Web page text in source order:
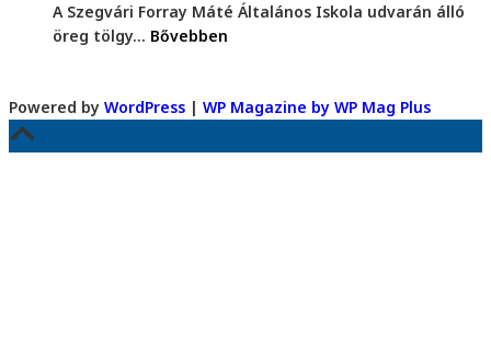
A Szegvári Forray Máté Általános Iskola udvarán álló
öreg tölgy... Bővebben
Powered by WordPress | WP Magazine by WP Mag Plus